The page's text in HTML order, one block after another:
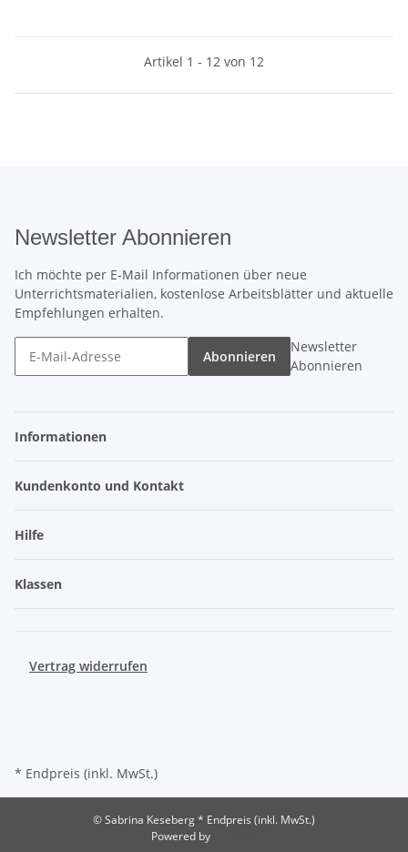
Artikel 1 - 12 von 12
Newsletter Abonnieren
Ich möchte per E-Mail Informationen über neue
Unterrichtsmaterialien, kostenlose Arbeitsblätter und aktuelle
Empfehlungen erhalten.
Abonnieren
Newsletter
Abonnieren
Informationen
Kundenkonto und Kontakt
Hilfe
Klassen
Vertrag widerrufen
* Endpreis (inkl. MwSt.)
© Sabrina Keseberg* Endpreis (inkl. MwSt.)
Powered by